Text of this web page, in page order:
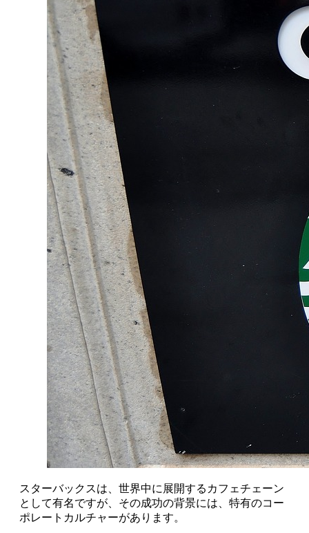
スターバックスは、世界中に展開するカフェチェーン
として有名ですが、その成功の背景には、特有のコー
ポレートカルチャーがあります。